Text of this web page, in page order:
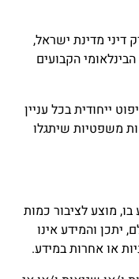
דיני מדינת ישראל,
הקבועים
ייחודית בכל עניין
משפטיות שיתגלו
מוצע לציבור כמות
יתכן והמידע אינו
או אחרות במידע.